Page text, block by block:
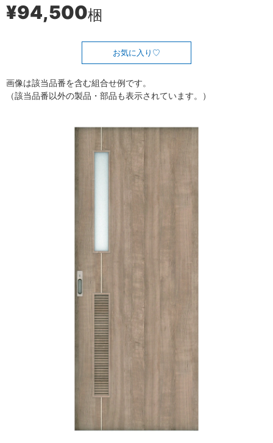
¥94,500梱
お気に入り
画像は該当品番を含む組合せ例です。
（該当品番以外の製品・部品も表示されています。）